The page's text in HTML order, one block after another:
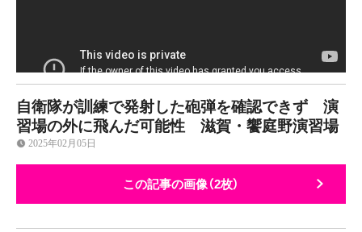
自衛隊が訓練で発射した砲弾を確認できず 演
習場の外に飛んだ可能性 滋賀・饗庭野演習場
2025年02月05日
この記事の画像（2枚）